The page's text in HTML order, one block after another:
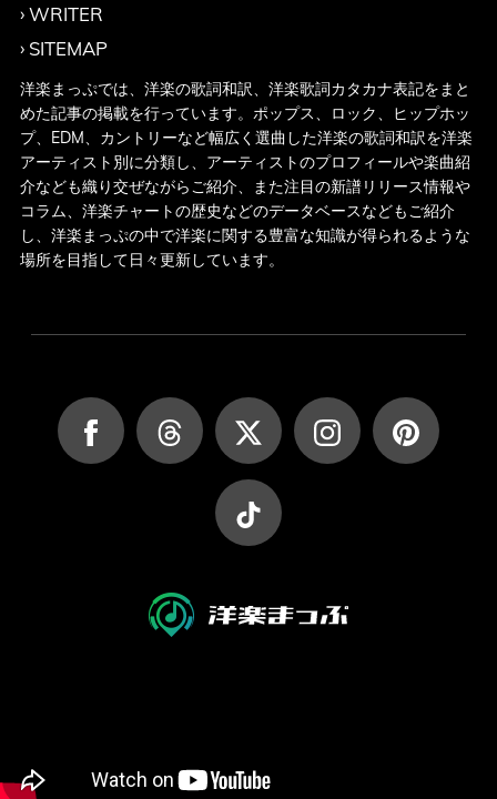
WRITER
SITEMAP
洋楽まっぷでは、洋楽の歌詞和訳、洋楽歌詞カタカナ表記をまと
めた記事の掲載を行っています。ポップス、ロック、ヒップホッ
プ、EDM、カントリーなど幅広く選曲した洋楽の歌詞和訳を洋楽
アーティスト別に分類し、アーティストのプロフィールや楽曲紹
介なども織り交ぜながらご紹介、また注目の新譜リリース情報や
コラム、洋楽チャートの歴史などのデータベースなどもご紹介
し、洋楽まっぷの中で洋楽に関する豊富な知識が得られるような
場所を目指して日々更新しています。
Copyright (C) yougakumap.com All Rights Reserved.